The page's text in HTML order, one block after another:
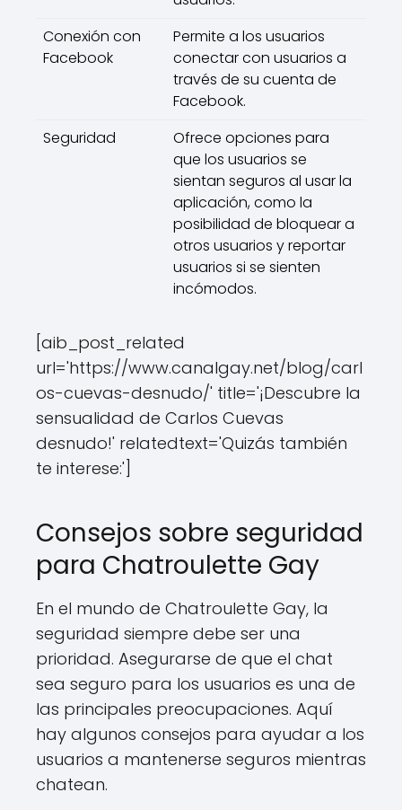
Conexión con
Facebook
Permite a los usuarios
conectar con usuarios a
través de su cuenta de
Facebook.
Seguridad
Ofrece opciones para
que los usuarios se
sientan seguros al usar la
aplicación, como la
posibilidad de bloquear a
otros usuarios y reportar
usuarios si se sienten
incómodos.
[aib_post_related
url='https://www.canalgay.net/blog/carl
os-cuevas-desnudo/' title='¡Descubre la
sensualidad de Carlos Cuevas
desnudo!' relatedtext='Quizás también
te interese:']
Consejos sobre seguridad
para Chatroulette Gay
En el mundo de Chatroulette Gay, la
seguridad siempre debe ser una
prioridad. Asegurarse de que el chat
sea seguro para los usuarios es una de
las principales preocupaciones. Aquí
hay algunos consejos para ayudar a los
usuarios a mantenerse seguros mientras
chatean.